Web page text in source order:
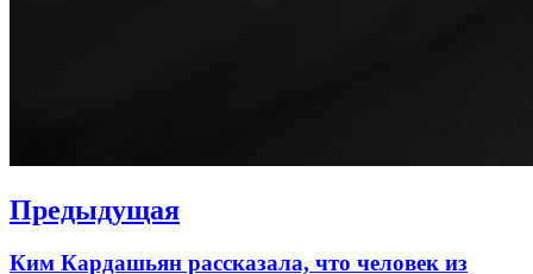
Навигация
Предыдущая
Previous
Ким Кардашьян рассказала, что человек из